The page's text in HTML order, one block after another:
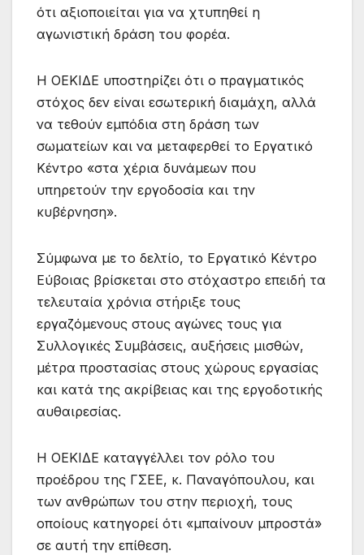
ότι αξιοποιείται για να χτυπηθεί η
αγωνιστική δράση του φορέα.
Η ΟΕΚΙΔΕ υποστηρίζει ότι ο πραγματικός
στόχος δεν είναι εσωτερική διαμάχη, αλλά
να τεθούν εμπόδια στη δράση των
σωματείων και να μεταφερθεί το Εργατικό
Κέντρο «στα χέρια δυνάμεων που
υπηρετούν την εργοδοσία και την
κυβέρνηση».
Σύμφωνα με το δελτίο, το Εργατικό Κέντρο
Εύβοιας βρίσκεται στο στόχαστρο επειδή τα
τελευταία χρόνια στήριξε τους
εργαζόμενους στους αγώνες τους για
Συλλογικές Συμβάσεις, αυξήσεις μισθών,
μέτρα προστασίας στους χώρους εργασίας
και κατά της ακρίβειας και της εργοδοτικής
αυθαιρεσίας.
Η ΟΕΚΙΔΕ καταγγέλλει τον ρόλο του
προέδρου της ΓΣΕΕ, κ. Παναγόπουλου, και
των ανθρώπων του στην περιοχή, τους
οποίους κατηγορεί ότι «μπαίνουν μπροστά»
σε αυτή την επίθεση.